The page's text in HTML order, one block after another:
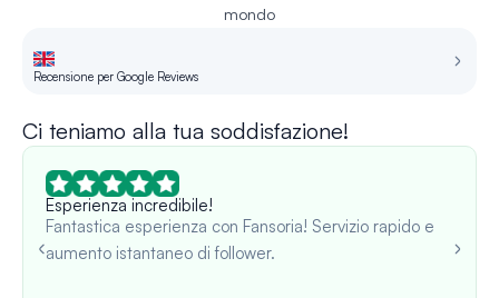
mondo
Recensione per Google Reviews
Ci teniamo alla tua soddisfazione!
Esperienza incredibile!
Fantastica esperienza con Fansoria! Servizio rapido e
aumento istantaneo di follower.